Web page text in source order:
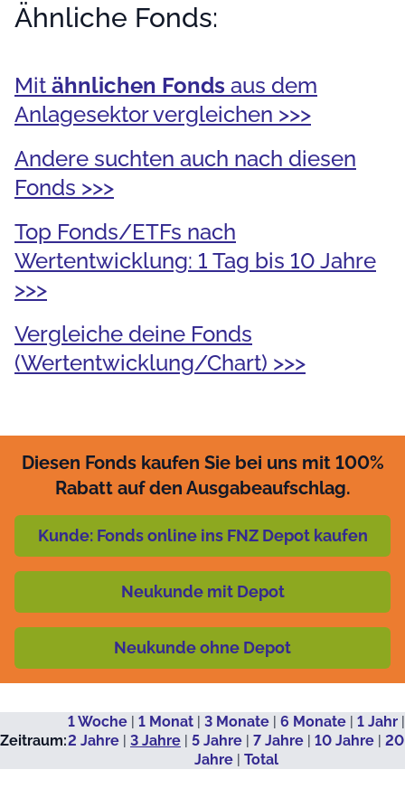
Ähnliche Fonds:
Mit ähnlichen Fonds aus dem
Anlagesektor vergleichen >>>
Andere suchten auch nach diesen
Fonds >>>
Top Fonds/ETFs nach
Wertentwicklung: 1 Tag bis 10 Jahre
>>>
Vergleiche deine Fonds
(Wertentwicklung/Chart) >>>
Diesen Fonds kaufen Sie bei uns mit 100%
Rabatt auf den Ausgabeaufschlag.
Kunde: Fonds online ins FNZ Depot kaufen
Neukunde mit Depot
Neukunde ohne Depot
Zeitraum:
1 Woche| 1 Monat| 3 Monate| 6 Monate| 1 Jahr|
2 Jahre | 3 Jahre | 5 Jahre | 7 Jahre | 10 Jahre | 20
Jahre| Total